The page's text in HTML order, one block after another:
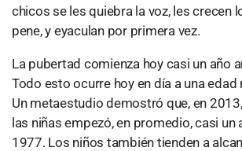
chicos se les quiebra la voz, les crecen
pene, y eyaculan por primera vez.
La pubertad comienza hoy casi un año
Todo esto ocurre hoy en día a una
Un metaestudio demostró que, en
las niñas empezó, en promedio, casi un
1977. Los niños también tienden a